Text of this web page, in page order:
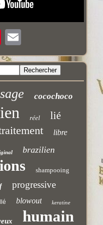
cocochoco
réel lié
libre
brazilien
shampooing
progressive
blowout keratine
humain